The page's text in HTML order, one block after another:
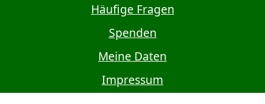
Häufige Fragen
Spenden
Meine Daten
Impressum